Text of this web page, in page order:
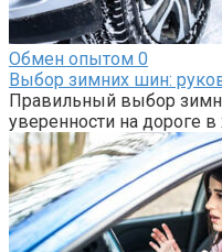
Обмен опытом 0
Выбор зимних шин:
Правильный выбор
уверенности на дороге